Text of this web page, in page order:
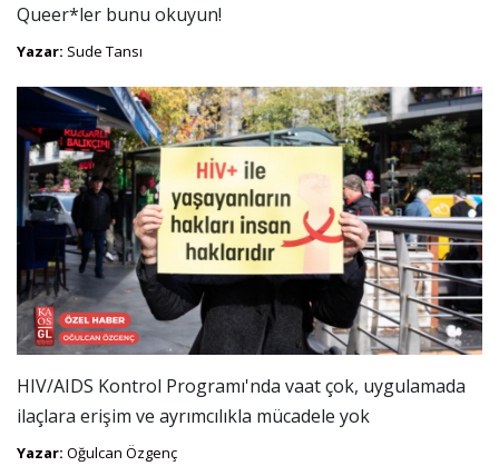
Queer*ler bunu okuyun!
Yazar: Sude Tansı
HIV/AIDS Kontrol Programı'nda vaat çok, uygulamada
ilaçlara erişim ve ayrımcılıkla mücadele yok
Yazar: Oğulcan Özgenç